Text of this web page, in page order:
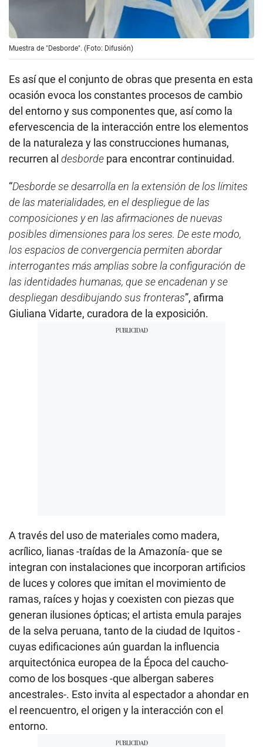
Muestra de "Desborde". (Foto: Difusión)
Es así que el conjunto de obras que presenta en esta
ocasión evoca los constantes procesos de cambio
del entorno y sus componentes que, así como la
efervescencia de la interacción entre los elementos
de la naturaleza y las construcciones humanas,
recurren al desborde para encontrar continuidad.
“Desborde se desarrolla en la extensión de los límites
de las materialidades, en el despliegue de las
composiciones y en las afirmaciones de nuevas
posibles dimensiones para los seres. De este modo,
los espacios de convergencia permiten abordar
interrogantes más amplias sobre la configuración de
las identidades humanas, que se encadenan y se
despliegan desdibujando sus fronteras”, afirma
Giuliana Vidarte, curadora de la exposición.
A través del uso de materiales como madera,
acrílico, lianas -traídas de la Amazonía- que se
integran con instalaciones que incorporan artificios
de luces y colores que imitan el movimiento de
ramas, raíces y hojas y coexisten con piezas que
generan ilusiones ópticas; el artista emula parajes
de la selva peruana, tanto de la ciudad de Iquitos -
cuyas edificaciones aún guardan la influencia
arquitectónica europea de la Época del caucho-
como de los bosques -que albergan saberes
ancestrales-. Esto invita al espectador a ahondar en
el reencuentro, el origen y la interacción con el
entorno.